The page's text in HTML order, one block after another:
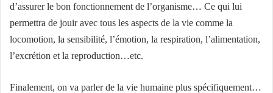
d’assurer le bon fonctionnement de l’organisme… Ce qui lui
permettra de jouir avec tous les aspects de la vie comme la
locomotion, la sensibilité, l’émotion, la respiration, l’alimentation,
l’excrétion et la reproduction…etc.
Finalement, on va parler de la vie humaine plus spécifiquement…